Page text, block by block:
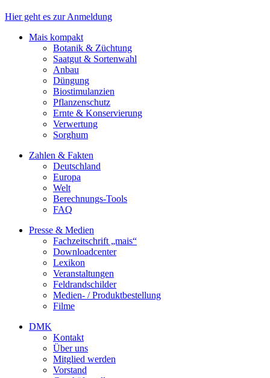
Hier geht es zur Anmeldung
Mais kompakt
Botanik & Züchtung
Saatgut & Sortenwahl
Anbau
Düngung
Biostimulanzien
Pflanzenschutz
Ernte & Konservierung
Verwertung
Sorghum
Zahlen & Fakten
Deutschland
Europa
Welt
Berechnungs-Tools
FAQ
Presse & Medien
Fachzeitschrift „mais“
Downloadcenter
Lexikon
Veranstaltungen
Feldrandschilder
Medien- / Produktbestellung
Filme
DMK
Kontakt
Über uns
Mitglied werden
Vorstand